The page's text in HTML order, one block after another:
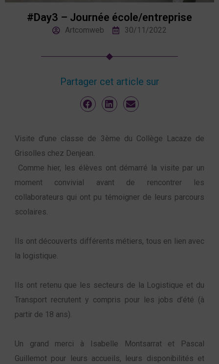
#Day3 – Journée école/entreprise
Artcomweb 30/11/2022
Partager cet article sur
Visite d’une classe de 3ème du Collège Lacaze de
Grisolles chez Denjean.
Comme hier, les élèves ont démarré la visite par un
moment convivial avant de rencontrer les
collaborateurs qui ont pu témoigner de leurs parcours
scolaires.
Ils ont découverts différents métiers, tous en lien avec
la logistique.
Ils ont retenu que les secteurs de la Logistique et du
Transport recrutent y compris pour les jobs d’été (à
partir de 18 ans).
Un grand merci à Isabelle Montsarrat et Pascal
Guillemot pour leurs accueils, leurs disponibilités et